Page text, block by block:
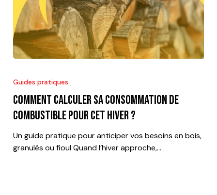
consommation
de
pour
cet
Guides pratiques
Comment calculer sa consommation de
combustible pour cet hiver ?
Un guide pratique pour anticiper vos besoins en bois,
granulés ou fioul Quand l’hiver approche,…